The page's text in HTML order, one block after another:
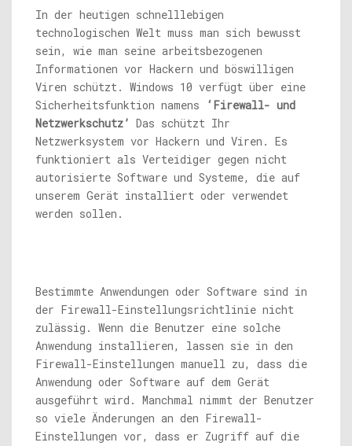
In der heutigen schnelllebigen
technologischen Welt muss man sich bewusst
sein, wie man seine arbeitsbezogenen
Informationen vor Hackern und böswilligen
Viren schützt. Windows 10 verfügt über eine
Sicherheitsfunktion namens
‘Firewall- und
Netzwerkschutz’ Das schützt Ihr
Netzwerksystem vor Hackern und Viren. Es
funktioniert als Verteidiger gegen nicht
autorisierte Software und Systeme, die auf
unserem Gerät installiert oder verwendet
werden sollen.
Bestimmte Anwendungen oder Software sind in
der Firewall-Einstellungsrichtlinie nicht
zulässig. Wenn die Benutzer eine solche
Anwendung installieren, lassen sie in den
Firewall-Einstellungen manuell zu, dass die
Anwendung oder Software auf dem Gerät
ausgeführt wird. Manchmal nimmt der Benutzer
so viele Änderungen an den Firewall-
Einstellungen vor, dass er Zugriff auf die